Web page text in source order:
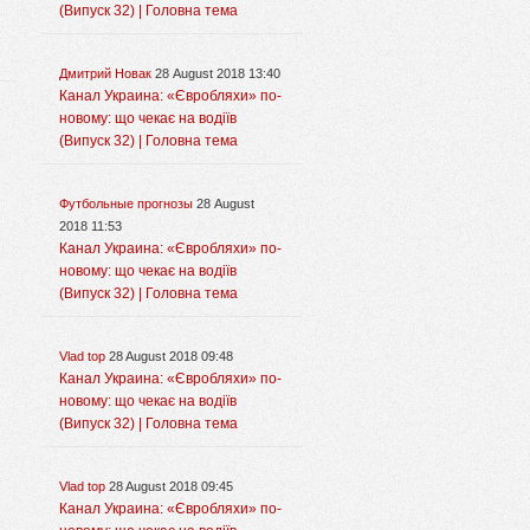
(Випуск 32) | Головна тема
Дмитрий Новак 28 August 2018 13:40
Канал Украина: «Євробляхи» по-
новому: що чекає на водіїв
(Випуск 32) | Головна тема
Футбольные прогнозы 28 August
2018 11:53
Канал Украина: «Євробляхи» по-
новому: що чекає на водіїв
(Випуск 32) | Головна тема
Vlad top 28 August 2018 09:48
Канал Украина: «Євробляхи» по-
новому: що чекає на водіїв
(Випуск 32) | Головна тема
Vlad top 28 August 2018 09:45
Канал Украина: «Євробляхи» по-